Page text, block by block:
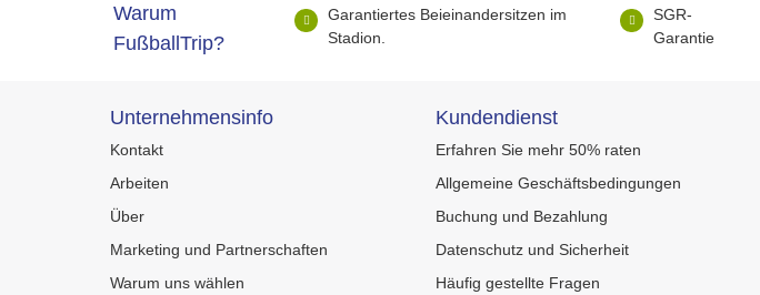
Warum
FußballTrip?
Garantiertes Beieinandersitzen im
Stadion.
SGR-
Garantie
Unternehmensinfo
Kontakt
Arbeiten
Über
Marketing und Partnerschaften
Warum uns wählen
Kundendienst
Erfahren Sie mehr 50% raten
Allgemeine Geschäftsbedingungen
Buchung und Bezahlung
Datenschutz und Sicherheit
Häufig gestellte Fragen